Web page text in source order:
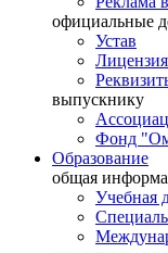
официальные
Устав
выпускнику
Фонд
Образование
общая
Учебная